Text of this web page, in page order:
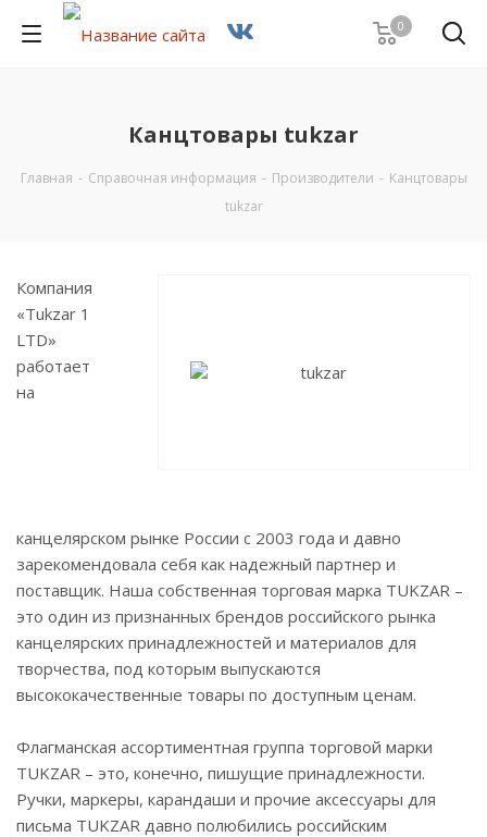
0
Канцтовары tukzar
Главная - Справочная информация - Производители - Канцтовары
tukzar
Компания
«Tukzar 1
LTD»
работает
на
канцелярском рынке России с 2003 года и давно
зарекомендовала себя как надежный партнер и
поставщик. Наша собственная торговая марка TUKZAR –
это один из признанных брендов российского рынка
канцелярских принадлежностей и материалов для
творчества, под которым выпускаются
высококачественные товары по доступным ценам.
Флагманская ассортиментная группа торговой марки
TUKZAR – это, конечно, пишущие принадлежности.
Ручки, маркеры, карандаши и прочие аксессуары для
письма TUKZAR давно полюбились российским